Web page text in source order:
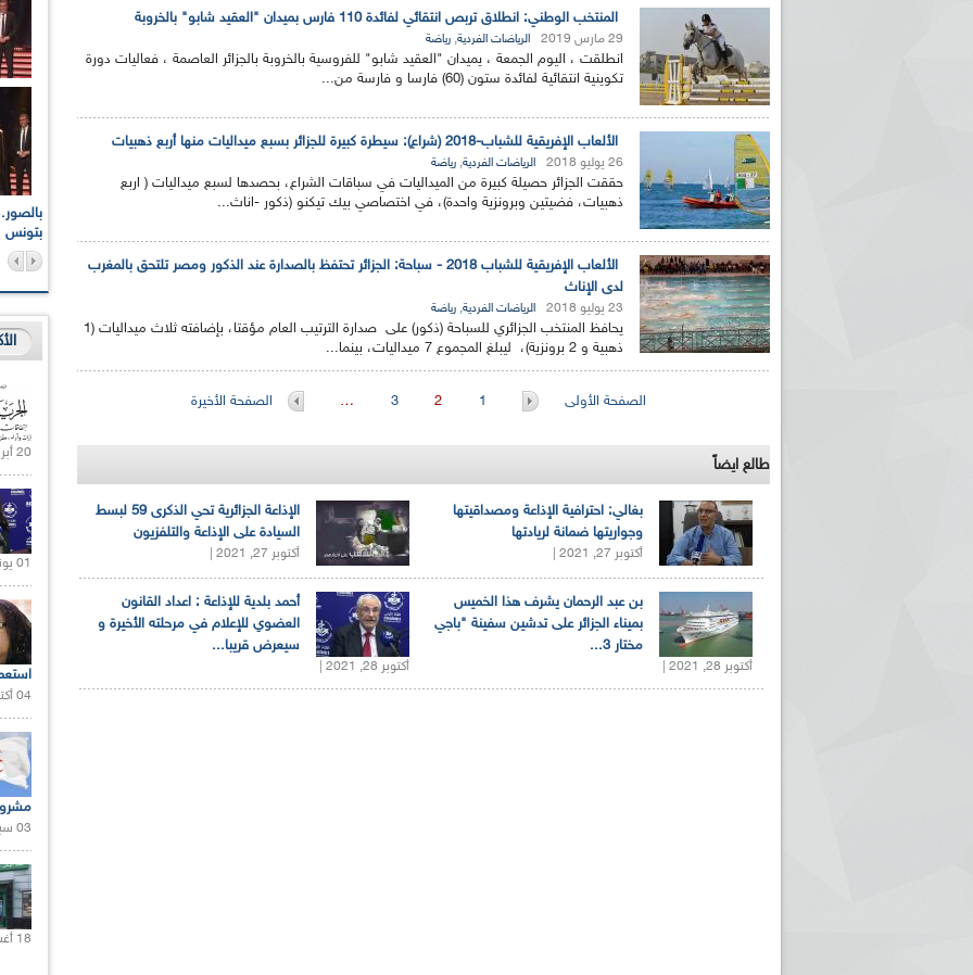
المنتخب الوطني: انطلاق تربص انتقائي لفائدة 110 فارس بميدان "العقيد شابو" بالخروبة
29 مارس 2019 الرياضات الفردية, رياضة
انطلقت ، اليوم الجمعة ، يميدان "العقيد شابو" للفروسية بالخروبة بالجزائر العاصمة ، فعاليات دورة
تكوينية انتقائية لفائدة ستون (60) فارسا و فارسة من...
الألعاب الإفريقية للشباب-2018 (شراع): سيطرة كبيرة للجزائر بسبع ميداليات منها أربع ذهبيات
26 يوليو 2018 الرياضات الفردية, رياضة
حققت الجزائر حصيلة كبيرة من الميداليات في سباقات الشراع، بحصدها لسبع ميداليات ( اربع
ذهبيات، فضيتين وبرونزية واحدة)، في اختصاصي بيك تيكنو (ذكور -اناث...
الألعاب الإفريقية للشباب 2018 - سباحة: الجزائر تحتفظ بالصدارة عند الذكور ومصر تلتحق بالمغرب
لدى الإناث
23 يوليو 2018 الرياضات الفردية, رياضة
يحافظ المنتخب الجزائري للسباحة (ذكور) على صدارة الترتيب العام مؤقتا، بإضافته ثلاث ميداليات (1
ذهبية و 2 برونزية)، ليبلغ المجموع 7 ميداليات، بينما...
الصفحة الأولى 1
2
3
… الصفحة الأخيرة
طالع ايضاً
الإذاعة الجزائرية تحي الذكرى 59 لبسط
السيادة على الإذاعة والتلفزيون
أكتوبر 27, 2021 |
بغالي: احترافية الإذاعة ومصداقيتها
وجواريتها ضمانة لريادتها
أكتوبر 27, 2021 |
أحمد بلدية للإذاعة : اعداد القانون
العضوي للإعلام في مرحلته الأخيرة و
سيعرض قريبا...
أكتوبر 28, 2021 |
بن عبد الرحمان يشرف هذا الخميس
بميناء الجزائر على تدشين سفينة "باجي
مختار 3...
أكتوبر 28, 2021 |
بتونس
الإذاعة الجزائرية تقف دقيقة صمت ترحما على أرواح شهداءبالصور... اللقاء الوطني لمديري الإذاعات الوطنية والجهوية
حول مرافقة وتغطية الإنتخابات المحلية لـ27 نوفمبر 2021
الإذاعة الجزائرية للرياضيين البارالمبيين المتوجين
20 أبريل 2021 |
01 يونيو 2021 |
04 أكتوبر 2020 |
03 سبتمبر 2020 |
18 أغسطس 2020 |